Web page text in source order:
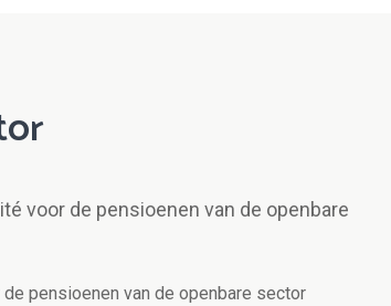
voor de pensioenen van de openbare
pensioenen van de openbare sector